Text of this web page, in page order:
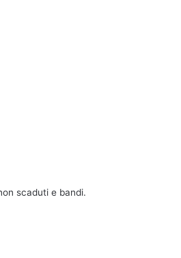
scaduti e bandi.